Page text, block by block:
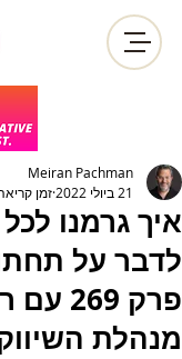
איך גרמנו
לדבר על
פרק
מנהלת
Meiran Pachman
21 ביולי 2022
זמן קריאה 2